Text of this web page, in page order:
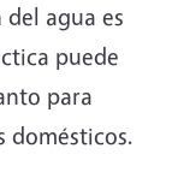
agua es
puede
para
domésticos.